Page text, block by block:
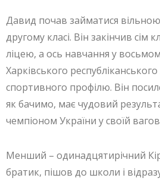
Давид почав займатися
другому класі. Він закінчив сім
ліцею, а ось навчання у
Харківського
спортивного профілю. Він
як бачимо, має чудовий
чемпіоном України у своїй
Менший – одинадцятирічний
братик, пішов до школи і